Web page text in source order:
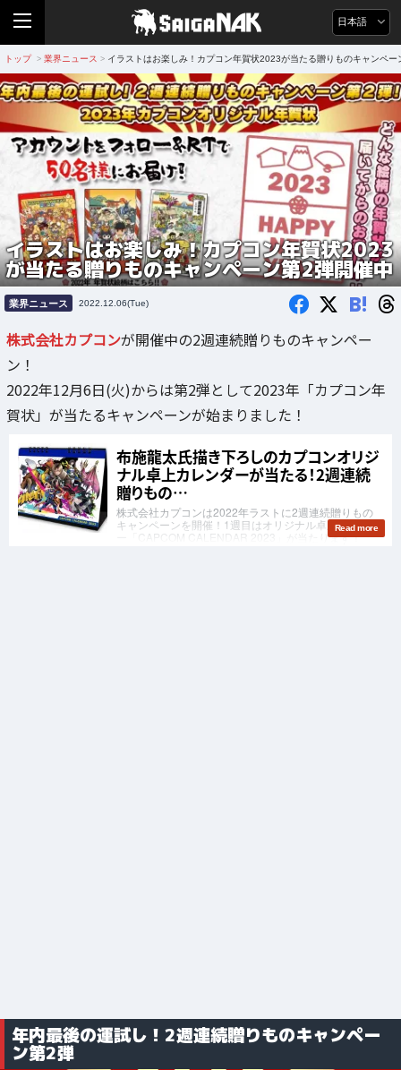
日本語
トップ > 業界ニュース > イラストはお楽しみ！カプコン年賀状2023が当たる贈りものキャンペー
イラストはお楽しみ！カプコン年賀状2023
が当たる贈りものキャンペーン第2弾開催中
業界ニュース 2022.12.06(Tue) B!
株式会社カプコンが開催中の2週連続贈りものキャンペー
ン！
2022年12月6日(火)からは第2弾として2023年「カプコン年
賀状」が当たるキャンペーンが始まりました！
年内最後の運試し！2週連続贈りものキャンペー
ン第2弾